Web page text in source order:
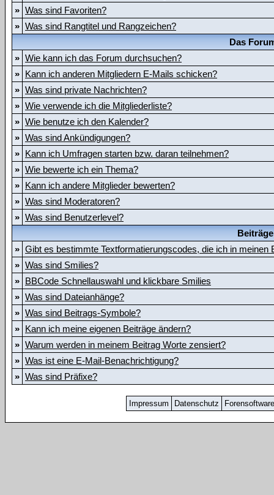
» Was sind Favoriten?
» Was sind Rangtitel und Rangzeichen?
Das
» Wie kann ich das Forum durchsuchen?
» Kann ich anderen Mitgliedern E-Mails schicken?
» Was sind private Nachrichten?
» Wie verwende ich die Mitgliederliste?
» Wie benutze ich den Kalender?
» Was sind Ankündigungen?
» Kann ich Umfragen starten bzw. daran teilnehmen?
» Wie bewerte ich ein Thema?
» Kann ich andere Mitglieder bewerten?
» Was sind Moderatoren?
» Was sind Benutzerlevel?
» Gibt es bestimmte Textformatierungscodes, die ich in meinen
» Was sind Smilies?
» BBCode Schnellauswahl und klickbare Smilies
» Was sind Dateianhänge?
» Was sind Beitrags-Symbole?
» Kann ich meine eigenen Beiträge ändern?
» Warum werden in meinem Beitrag Worte zensiert?
» Was ist eine E-Mail-Benachrichtigung?
» Was sind Präfixe?
Impressum Datenschutz